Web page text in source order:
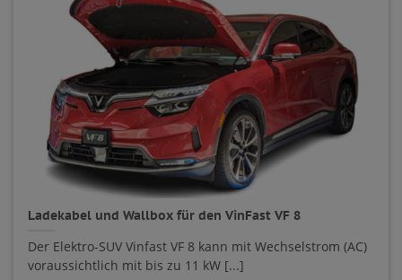
Ladekabel und Wallbox für den VinFast VF 8
Der Elektro-SUV Vinfast VF 8 kann mit Wechselstrom (AC)
voraussichtlich mit bis zu 11 kW [...]